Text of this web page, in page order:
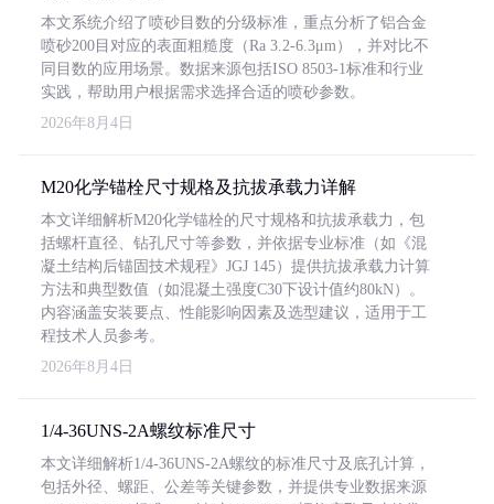
本文系统介绍了喷砂目数的分级标准，重点分析了铝合金
喷砂200目对应的表面粗糙度（Ra 3.2-6.3μm），并对比不
同目数的应用场景。数据来源包括ISO 8503-1标准和行业
实践，帮助用户根据需求选择合适的喷砂参数。
2026年8月4日
M20化学锚栓尺寸规格及抗拔承载力详解
本文详细解析M20化学锚栓的尺寸规格和抗拔承载力，包
括螺杆直径、钻孔尺寸等参数，并依据专业标准（如《混
凝土结构后锚固技术规程》JGJ 145）提供抗拔承载力计算
方法和典型数值（如混凝土强度C30下设计值约80kN）。
内容涵盖安装要点、性能影响因素及选型建议，适用于工
程技术人员参考。
2026年8月4日
1/4-36UNS-2A螺纹标准尺寸
本文详细解析1/4-36UNS-2A螺纹的标准尺寸及底孔计算，
包括外径、螺距、公差等关键参数，并提供专业数据来源